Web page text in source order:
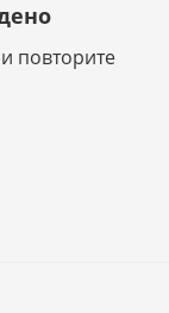
повторите